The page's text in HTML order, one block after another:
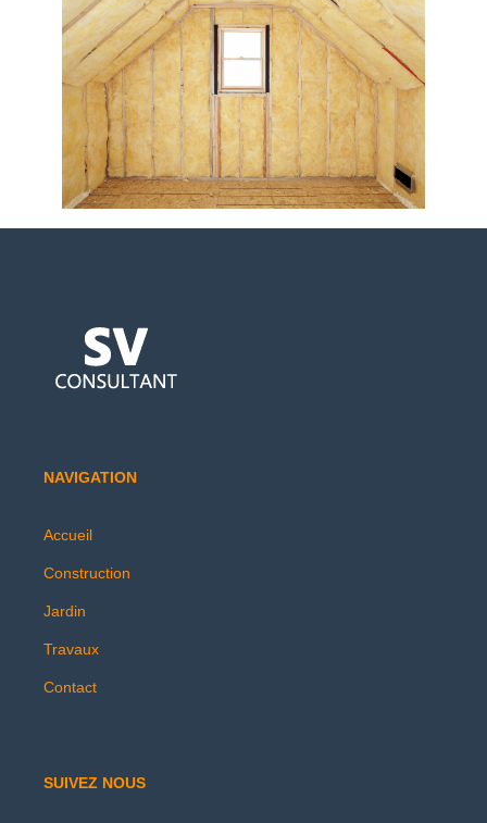
NAVIGATION
Accueil
Construction
Jardin
Travaux
Contact
SUIVEZ NOUS